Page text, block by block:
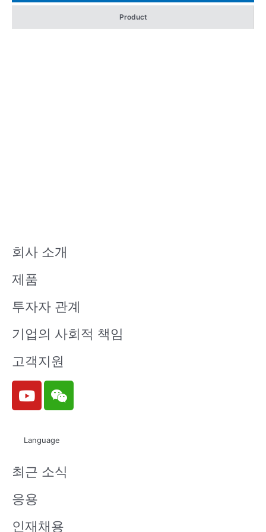
Product
회사 소개
제품
투자자 관계
기업의 사회적 책임
고객지원
Y
o
u
e
W
e
i
n
Language
최근 소식
응용
인재채용